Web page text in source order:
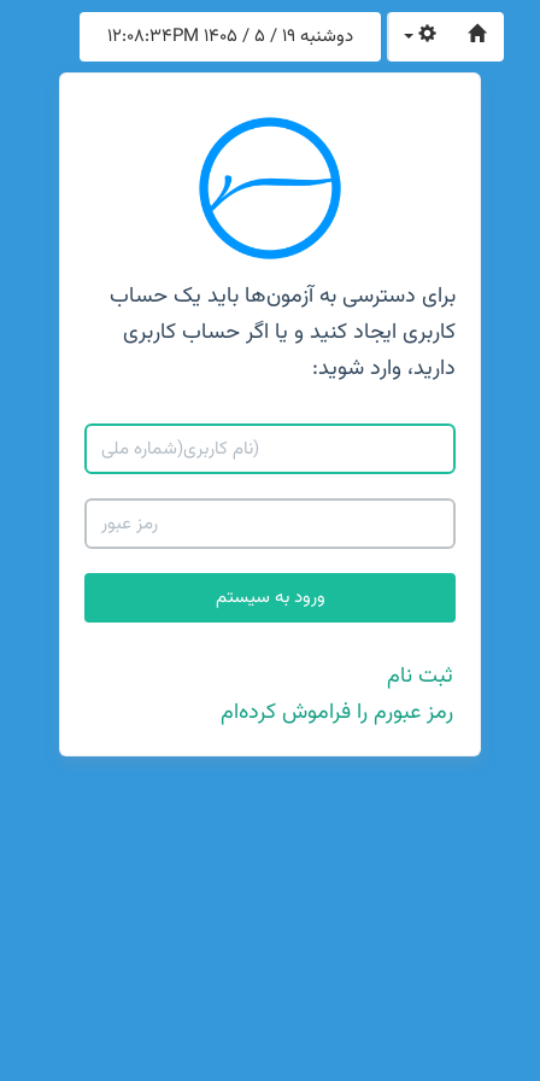
دوشنبه 19 / 5 / 1405 12:08:34PM
برای دسترسی به آزمون‌ها باید یک حساب
کاربری ایجاد کنید و یا اگر حساب کاربری
دارید، وارد شوید:
ثبت نام
رمز عبورم را فراموش کرده‌ام